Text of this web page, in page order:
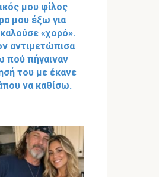
μου φίλος
μου έξω για
«χορό».
αντιμετώπισα
πού πήγαιναν
του με έκανε
να καθίσω.